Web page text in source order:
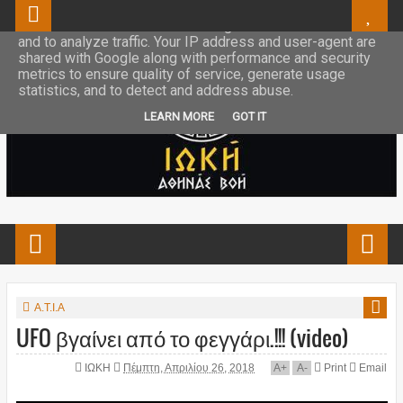
Α.Τ.Ι.Α
UFO βγαίνει από το φεγγάρι.!!! (video)
ΙΩΚΗ Πέμπτη, Απριλίου 26, 2018 A+ A- Print Email
This site uses cookies from Google to deliver its services
and to analyze traffic. Your IP address and user-agent are
shared with Google along with performance and security
metrics to ensure quality of service, generate usage
statistics, and to detect and address abuse.
LEARN MORE GOT IT